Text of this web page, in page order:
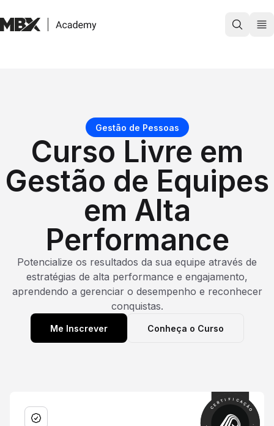
Cursos
Login
Gestão de Pessoas
Curso Livre em
Gestão de Equipes
em Alta
Performance
Potencialize os resultados da sua equipe através de
estratégias de alta performance e engajamento,
aprendendo a gerenciar o desempenho e reconhecer
conquistas.
Me Inscrever Conheça o Curso